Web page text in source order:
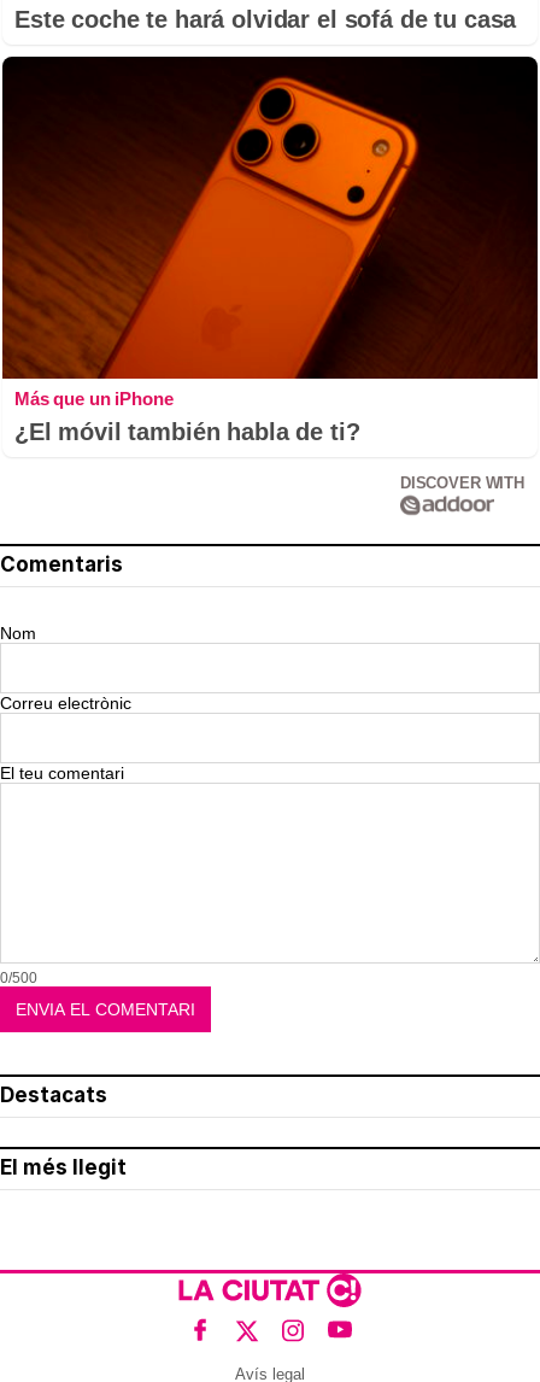
Este coche te hará olvidar el sofá de tu casa
Más que un iPhone
¿El móvil también habla de ti?
DISCOVER WITH
Comentaris
Nom
Correu electrònic
El teu comentari
0/500
Destacats
El més llegit
Avís legal